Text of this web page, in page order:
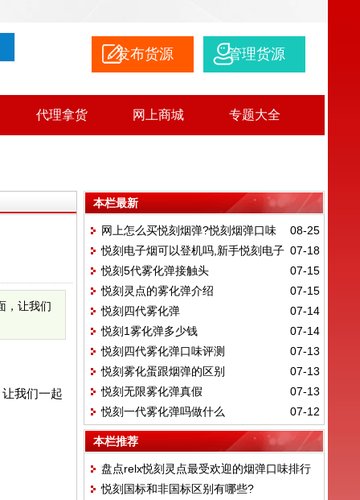
发布货源 管理货源
代理拿货 网上商城 专题大全
，让我们
我们一起
本栏最新
08-25
网上怎么买悦刻烟弹?悦刻烟弹口味
排行榜
07-18
悦刻电子烟可以登机吗,新手悦刻电子
烟使用教程
07-15
悦刻5代雾化弹接触头
07-15
悦刻灵点的雾化弹介绍
07-14
悦刻四代雾化弹
07-14
悦刻1雾化弹多少钱
07-13
悦刻四代雾化弹口味评测
07-13
悦刻雾化蛋跟烟弹的区别
07-13
悦刻无限雾化弹真假
07-12
悦刻一代雾化弹吗做什么
本栏推荐
盘点relx悦刻灵点最受欢迎的烟弹口味排行
榜！
悦刻国标和非国标区别有哪些?